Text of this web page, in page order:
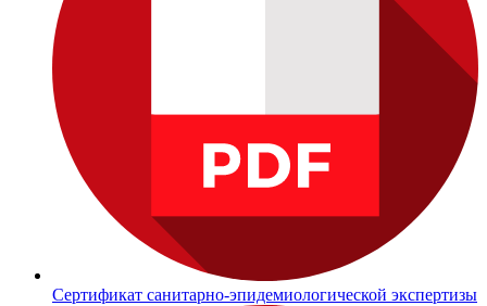
Сертификат санитарно-эпидемиологической экспертизы